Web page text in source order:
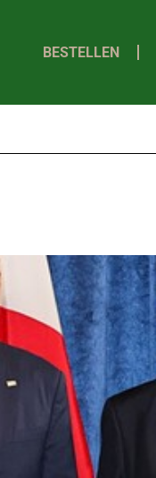
BESTELLEN